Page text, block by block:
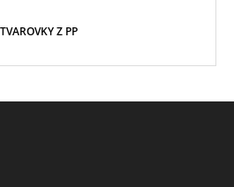
Z PP